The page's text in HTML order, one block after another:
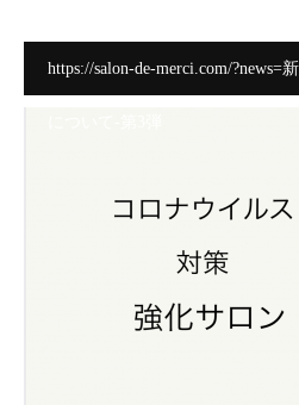
https://salon-de-merci.com/